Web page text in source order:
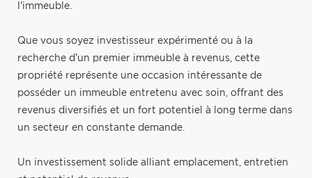
l'immeuble.
Que vous soyez investisseur expérimenté ou à la
recherche d'un premier immeuble à revenus, cette
propriété représente une occasion intéressante de
posséder un immeuble entretenu avec soin, offrant des
revenus diversifiés et un fort potentiel à long terme dans
un secteur en constante demande.
Un investissement solide alliant emplacement, entretien